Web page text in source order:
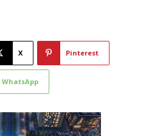
X Pinterest
WhatsApp